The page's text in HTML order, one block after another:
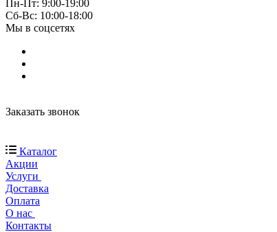
Пн-Пт: 9:00-19:00
Cб-Вс: 10:00-18:00
Мы в соцсетях
Заказать звонок
Каталог
Акции
Услуги
Доставка
Оплата
О нас
Контакты